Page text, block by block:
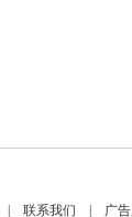
联系我们
广